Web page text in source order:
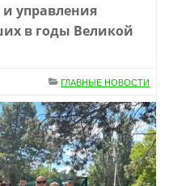
управления
в годы Великой
ГЛАВНЫЕ НОВОСТИ